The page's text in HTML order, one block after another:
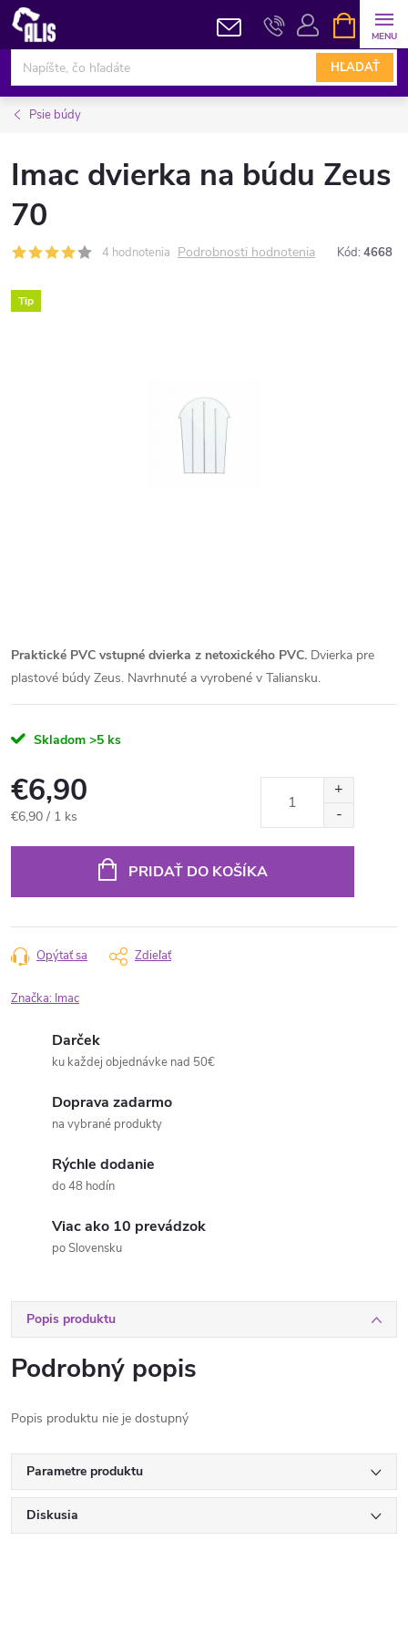
Prejsť
obsah
HĽADAŤ
KOŠÍK
Psie búdy
Imac dvierka na búdu Zeus
70
4 hodnotenia Podrobnosti hodnotenia Kód: 4668
Tip
Praktické PVC vstupné dvierka z netoxického PVC. Dvierka pre
plastové búdy Zeus. Navrhnuté a vyrobené v Taliansku.
Skladom >5 ks
€6,90
Jednotková
€6,90 / 1 ks
PRIDAŤ DO KOŠÍKA
Opýtať sa Zdieľať
Značka: Imac
Darček
ku každej objednávke nad 50€
Doprava zadarmo
na vybrané produkty
Rýchle dodanie
do 48 hodín
Viac ako 10 prevádzok
po Slovensku
Popis produktu
Podrobný popis
Popis produktu nie je dostupný
Parametre produktu
Diskusia